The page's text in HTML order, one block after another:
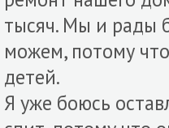
тысяч. Мы и рады
можем, потому
детей.
Я уже боюсь